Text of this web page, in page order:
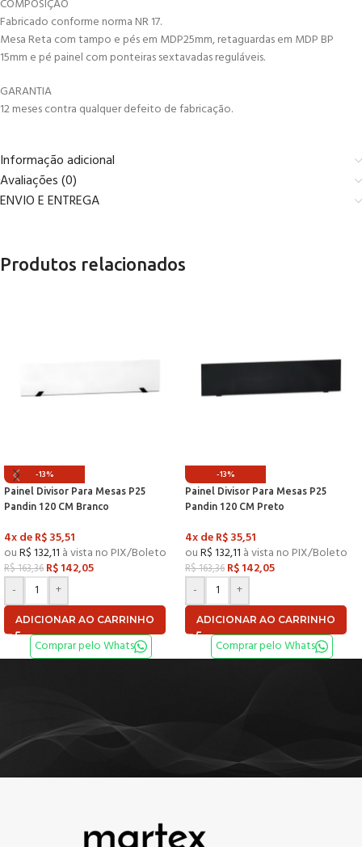
COMPOSIÇÃO
Fabricado conforme norma NR 17.
Mesa Reta com tampo e pés em MDP25mm, retaguardas em MDP BP
15mm e pé painel com ponteiras sextavadas reguláveis.
GARANTIA
12 meses contra qualquer defeito de fabricação.
Informação adicional
Avaliações (0)
ENVIO E ENTREGA
Produtos relacionados
-13%
Painel Divisor Para Mesas P25
Pandin 120 CM Branco
4x deR$35,51
ouR$132,11 à vista no PIX/Boleto
R$163,36 R$142,05
-
+
ADICIONAR AO CARRINHO
Comprar pelo Whats
-13%
Painel Divisor Para Mesas P25
Pandin 120 CM Preto
4x deR$35,51
ouR$132,11 à vista no PIX/Boleto
R$163,36 R$142,05
-
+
ADICIONAR AO CARRINHO
Comprar pelo Whats